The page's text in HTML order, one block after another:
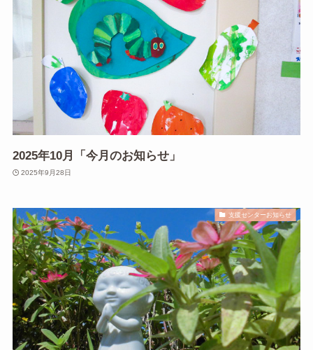
2025年10月「今月のお知らせ」
2025年9月28日
支援センターお知らせ